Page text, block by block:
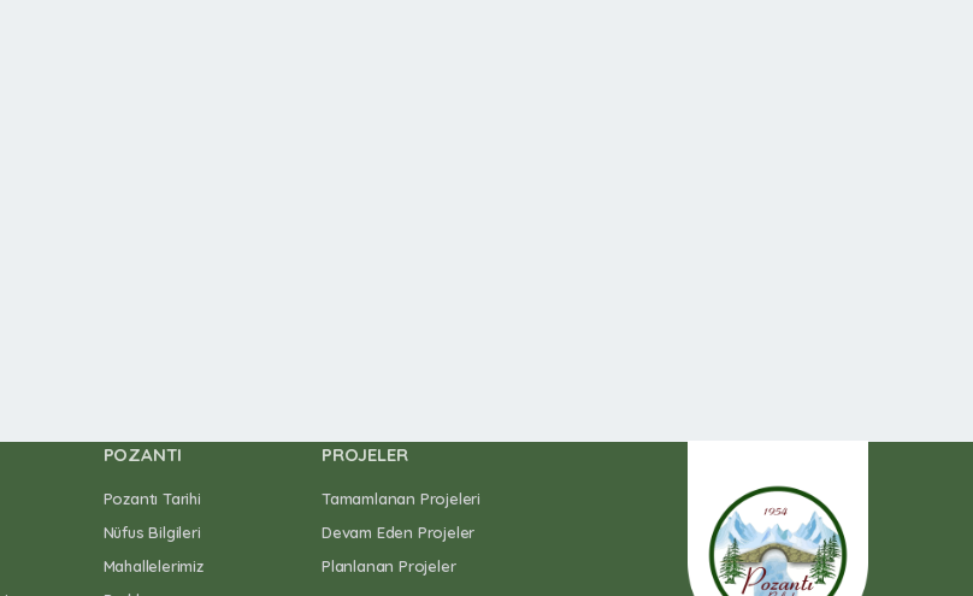
POZANTI
Pozantı Tarihi
Nüfus Bilgileri
Mahallelerimiz
PROJELER
Tamamlanan Projeleri
Devam Eden Projeler
Planlanan Projeler